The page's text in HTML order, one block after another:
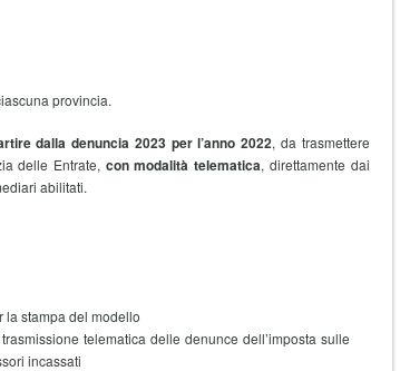
provincia.
dalla denuncia 2023 per l’anno 2022, da trasmettere
delle Entrate, con modalità telematica, direttamente dai
abilitati.
la stampa del modello
telematica delle denunce dell’imposta sulle
incassati